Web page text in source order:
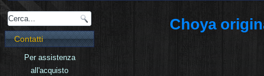
Contatti
Per assistenza
all'acquisto
Choya